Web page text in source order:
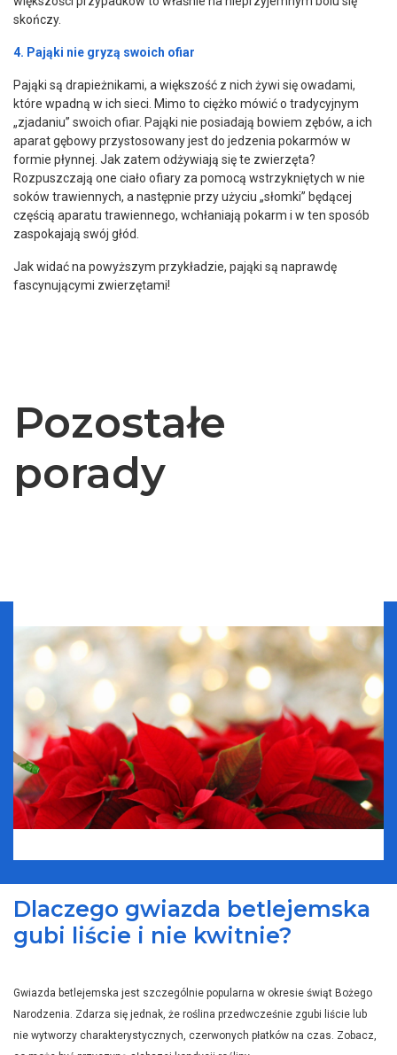
skończy.
4. Pająki nie gryzą swoich ofiar
Pająki są drapieżnikami, a większość z nich żywi się owadami,
które wpadną w ich sieci. Mimo to ciężko mówić o tradycyjnym
„zjadaniu” swoich ofiar. Pająki nie posiadają bowiem zębów, a ich
aparat gębowy przystosowany jest do jedzenia pokarmów w
formie płynnej. Jak zatem odżywiają się te zwierzęta?
Rozpuszczają one ciało ofiary za pomocą wstrzykniętych w nie
soków trawiennych, a następnie przy użyciu „słomki” będącej
częścią aparatu trawiennego, wchłaniają pokarm i w ten sposób
zaspokajają swój głód.
Jak widać na powyższym przykładzie, pająki są naprawdę
fascynującymi zwierzętami!
Pozostałe
porady
Dlaczego gwiazda betlejemska
gubi liście i nie kwitnie?
Gwiazda betlejemska jest szczególnie popularna w okresie świąt Bożego
Narodzenia. Zdarza się jednak, że roślina przedwcześnie zgubi liście lub
nie wytworzy charakterystycznych, czerwonych płatków na czas. Zobacz,